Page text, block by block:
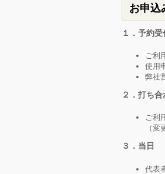
お申込
１．予約受
ご利
使用
弊社
２．打ち合
ご利
（
３．当日
代表